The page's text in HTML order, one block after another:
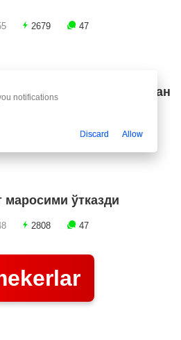
2679 47
ярим ҳимоячи билан
яқин
47
ўтказди
2808 47
notifications
Discard Allow